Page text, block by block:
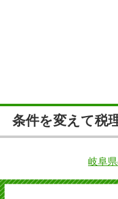
条件を変えて税
岐阜